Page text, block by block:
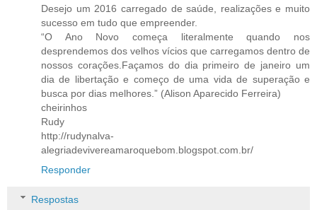
Desejo um 2016 carregado de saúde, realizações e muito
sucesso em tudo que empreender.
“O Ano Novo começa literalmente quando nos
desprendemos dos velhos vícios que carregamos dentro de
nossos corações.Façamos do dia primeiro de janeiro um
dia de libertação e começo de uma vida de superação e
busca por dias melhores.” (Alison Aparecido Ferreira)
cheirinhos
Rudy
http://rudynalva-
alegriadevivereamaroquebom.blogspot.com.br/
Responder
Respostas